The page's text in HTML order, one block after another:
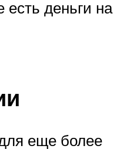
есть деньги на
еще более